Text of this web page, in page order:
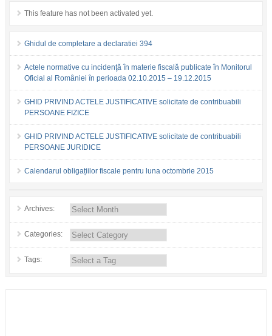
This feature has not been activated yet.
Ghidul de completare a declaratiei 394
Actele normative cu incidenţă în materie fiscală publicate în Monitorul
Oficial al României în perioada 02.10.2015 – 19.12.2015
GHID PRIVIND ACTELE JUSTIFICATIVE solicitate de contribuabili
PERSOANE FIZICE
GHID PRIVIND ACTELE JUSTIFICATIVE solicitate de contribuabili
PERSOANE JURIDICE
Calendarul obligațiilor fiscale pentru luna octombrie 2015
Archives:
Categories:
Tags: